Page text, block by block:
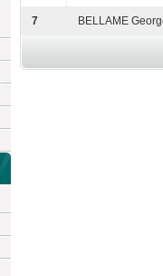
7 BELLAME